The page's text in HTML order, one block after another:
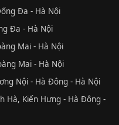
Đa - Hà Nội
Đa - Hà Nội
Mai - Hà Nội
Mai - Hà Nội
Nội - Hà Đông - Hà Nội
Hà, Kiến Hưng - Hà Đông -